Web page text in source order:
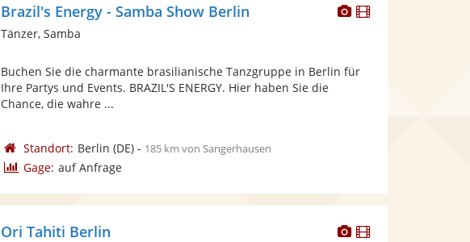
Dieser
bereit.
Dieser
Brazil's Energy - Samba Show Berlin
Tänzer, Samba
Buchen Sie die charmante brasilianische Tanzgruppe in Berlin für
Ihre Partys und Events. BRAZIL'S ENERGY. Hier haben Sie die
Chance, die wahre ...
Standort: Berlin (DE)- 185 km von Sangerhausen
Gage: auf Anfrage
DieserDieser
Ori Tahiti Berlin